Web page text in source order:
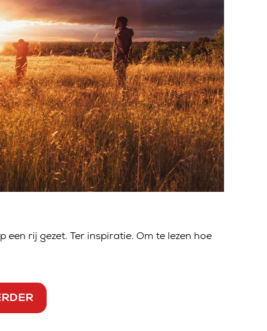
rij gezet. Ter inspiratie. Om te lezen hoe